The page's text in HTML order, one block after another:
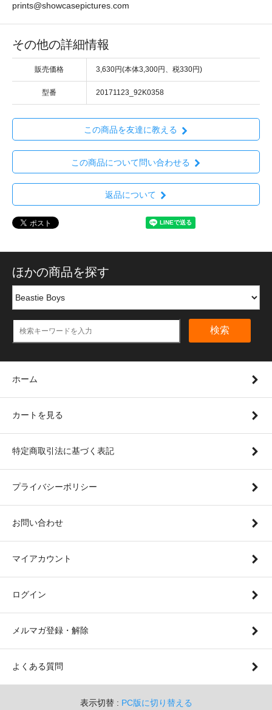
prints@showcasepictures.com
その他の詳細情報
販売価格 3,630円(本体3,300円、税330円)
型番 20171123_92K0358
この商品を友達に教える
この商品について問い合わせる
返品について
ほかの商品を探す
検索
ホーム
カートを見る
特定商取引法に基づく表記
プライバシーポリシー
お問い合わせ
マイアカウント
ログイン
メルマガ登録・解除
よくある質問
表示切替 : PC版に切り替える